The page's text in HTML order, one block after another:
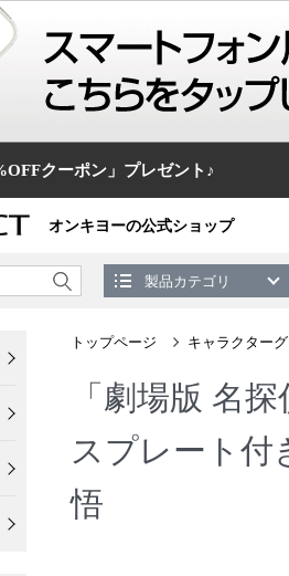
クーポン」プレゼント♪
オンキヨーの公式ショップ
製品カテゴリ
トップページ キャラクター
「劇場版 名
スプレート付
悟